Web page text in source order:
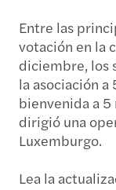
Entre las
votación en la
diciembre, los
la asociación
bienvenida a 5
dirigió una
Luxemburgo.
Lea la